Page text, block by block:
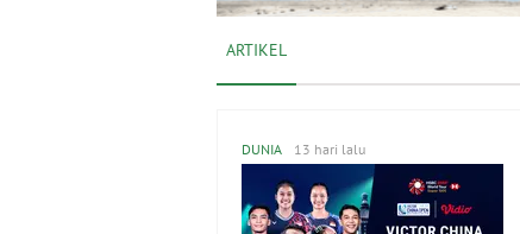
ARTIKEL
DUNIA 13 hari lalu